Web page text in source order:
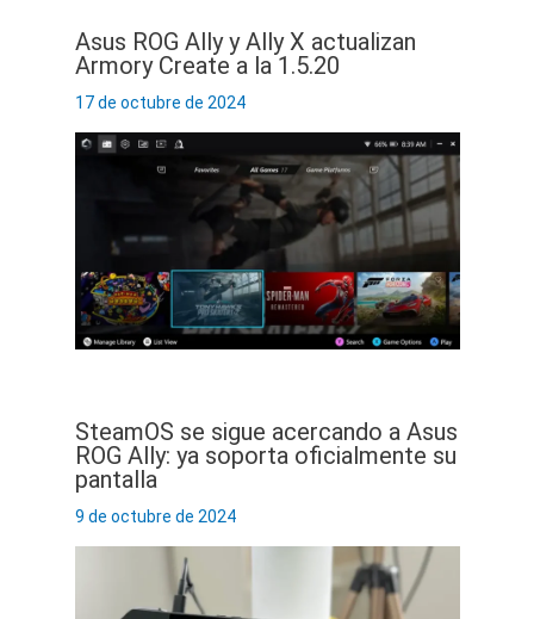
Asus ROG Ally y Ally X actualizan
Armory Create a la 1.5.20
17 de octubre de 2024
SteamOS se sigue acercando a Asus
ROG Ally: ya soporta oficialmente su
pantalla
9 de octubre de 2024